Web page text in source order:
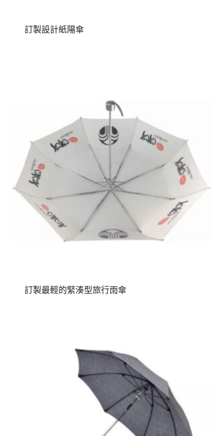
訂製設計紙陽傘
訂製最輕的緊湊型旅行雨傘